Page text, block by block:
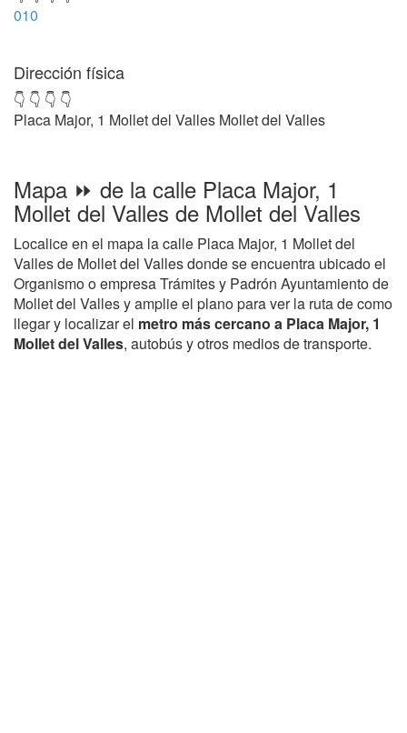
010
Dirección física
👇 👇 👇 👇
Placa Major, 1 Mollet del Valles Mollet del Valles
Mapa ⏩ de la calle Placa Major, 1
Mollet del Valles de Mollet del Valles
Localice en el mapa la calle Placa Major, 1 Mollet del
Valles de Mollet del Valles donde se encuentra ubicado el
Organismo o empresa Trámites y Padrón Ayuntamiento de
Mollet del Valles y amplie el plano para ver la ruta de como
llegar y localizar el metro más cercano a Placa Major, 1
Mollet del Valles, autobús y otros medios de transporte.